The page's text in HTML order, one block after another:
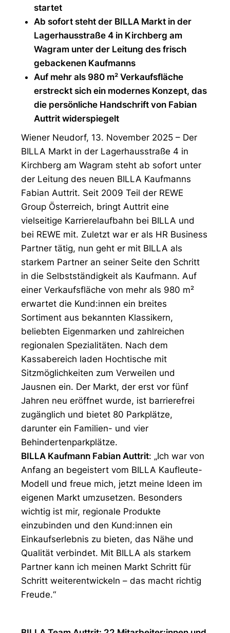
startet
Ab sofort steht der BILLA Markt in der
Lagerhausstraße 4 in Kirchberg am
Wagram unter der Leitung des frisch
gebackenen Kaufmanns
Auf mehr als 980 m² Verkaufsfläche
erstreckt sich ein modernes Konzept, das
die persönliche Handschrift von Fabian
Auttrit widerspiegelt
Wiener Neudorf, 13. November 2025 – Der
BILLA Markt in der Lagerhausstraße 4 in
Kirchberg am Wagram steht ab sofort unter
der Leitung des neuen BILLA Kaufmanns
Fabian Auttrit. Seit 2009 Teil der REWE
Group Österreich, bringt Auttrit eine
vielseitige Karrierelaufbahn bei BILLA und
bei REWE mit. Zuletzt war er als HR Business
Partner tätig, nun geht er mit BILLA als
starkem Partner an seiner Seite den Schritt
in die Selbstständigkeit als Kaufmann. Auf
einer Verkaufsfläche von mehr als 980 m²
erwartet die Kund:innen ein breites
Sortiment aus bekannten Klassikern,
beliebten Eigenmarken und zahlreichen
regionalen Spezialitäten. Nach dem
Kassabereich laden Hochtische mit
Sitzmöglichkeiten zum Verweilen und
Jausnen ein. Der Markt, der erst vor fünf
Jahren neu eröffnet wurde, ist barrierefrei
zugänglich und bietet 80 Parkplätze,
darunter ein Familien- und vier
Behindertenparkplätze.
BILLA Kaufmann Fabian Auttrit: „Ich war von
Anfang an begeistert vom BILLA Kaufleute-
Modell und freue mich, jetzt meine Ideen im
eigenen Markt umzusetzen. Besonders
wichtig ist mir, regionale Produkte
einzubinden und den Kund:innen ein
Einkaufserlebnis zu bieten, das Nähe und
Qualität verbindet. Mit BILLA als starkem
Partner kann ich meinen Markt Schritt für
Schritt weiterentwickeln – das macht richtig
Freude.“